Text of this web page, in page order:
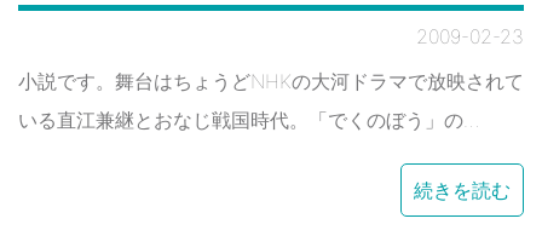
2009-02-23
小説です。舞台はちょうどNHKの大河ドラマで放映されて
いる直江兼継とおなじ戦国時代。「でくのぼう」の…
続きを読む